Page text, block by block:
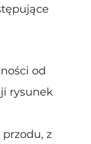
od
rysunek
z